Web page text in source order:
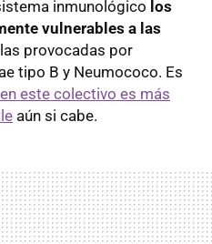
inmunológico los
vulnerables a las
provocadas por
tipo B y Neumococo. Es
este colectivo es más
aún si cabe.